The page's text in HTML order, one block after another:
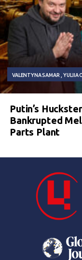
VALENTYNA SAMAR YULIIA
Putin’s
Bankrupted
Parts Plant